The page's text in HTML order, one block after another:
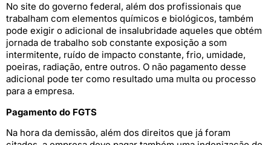
No site do governo federal, além dos profissionais que
trabalham com elementos químicos e biológicos, também
pode exigir o adicional de insalubridade aqueles que obtém
jornada de trabalho sob constante exposição a som
intermitente, ruído de impacto constante, frio, umidade,
poeiras, radiação, entre outros. O não pagamento desse
adicional pode ter como resultado uma multa ou processo
para a empresa.
Pagamento do FGTS
Na hora da demissão, além dos direitos que já foram